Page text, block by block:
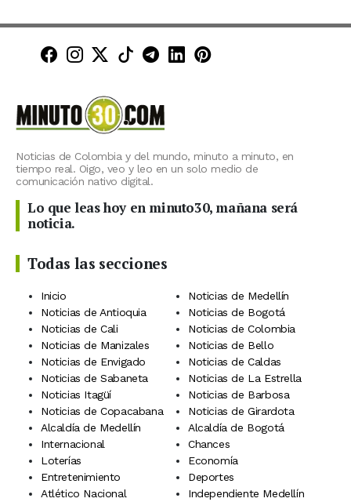
Minuto30 en Facebook
Minuto30 en Instagram
Minuto30 en X (Twitter)
Minuto30 en TikTok
Canal de Minuto30 en
Minuto30 en LinkedIn
Minuto30 en
Noticias de Colombia y del mundo, minuto a minuto, en
tiempo real. Oigo, veo y leo en un solo medio de
comunicación nativo digital.
Lo que leas hoy en minuto30, mañana será
noticia.
Todas las secciones
Inicio
Noticias de Medellín
Noticias de Antioquia
Noticias de Bogotá
Noticias de Cali
Noticias de Colombia
Noticias de Manizales
Noticias de Bello
Noticias de Envigado
Noticias de Caldas
Noticias de Sabaneta
Noticias de La Estrella
Noticias Itagüí
Noticias de Barbosa
Noticias de Copacabana
Noticias de Girardota
Alcaldía de Medellín
Alcaldía de Bogotá
Internacional
Chances
Loterías
Economía
Entretenimiento
Deportes
Atlético Nacional
Independiente Medellín